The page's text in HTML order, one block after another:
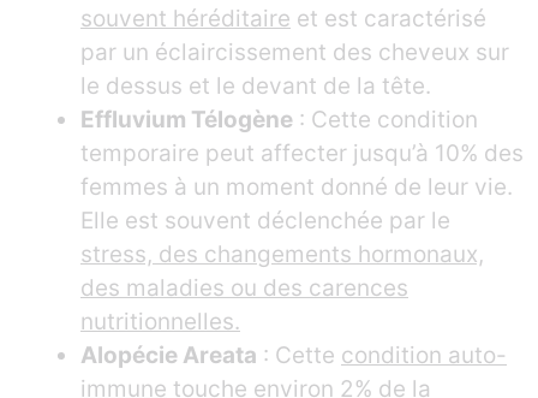
souvent héréditaire et est caractérisé
par un éclaircissement des cheveux sur
le dessus et le devant de la tête.
Effluvium Télogène : Cette condition
temporaire peut affecter jusqu’à 10% des
femmes à un moment donné de leur vie.
Elle est souvent déclenchée par le
stress, des changements hormonaux,
des maladies ou des carences
nutritionnelles.
Alopécie Areata : Cette condition auto-
immune touche environ 2% de la